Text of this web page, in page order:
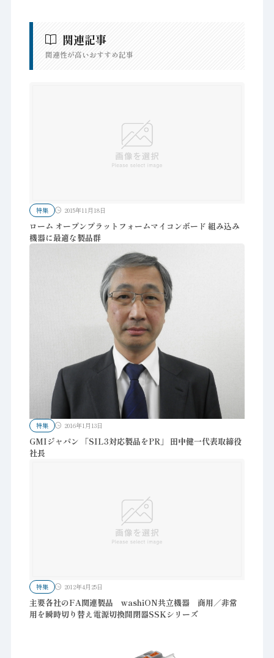
関連記事
関連性が高いおすすめ記事
特集 2015年11月18日
ローム オープンプラットフォームマイコンボード 組み込み
機器に最適な製品群
特集 2016年1月13日
GMIジャパン 「SIL3対応製品をPR」 田中健一代表取締役
社長
特集 2012年4月25日
主要各社のFA関連製品 washiON共立機器 商用／非常
用を瞬時切り替え電源切換開閉器SSKシリーズ